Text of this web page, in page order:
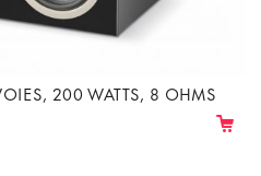
200 WATTS, 8 OHMS